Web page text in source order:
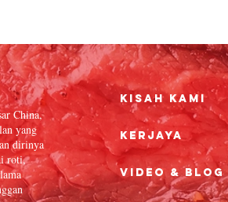
China,
yang
dirinya
roti,
Kisah Kami
Kerjaya
Video & Blog